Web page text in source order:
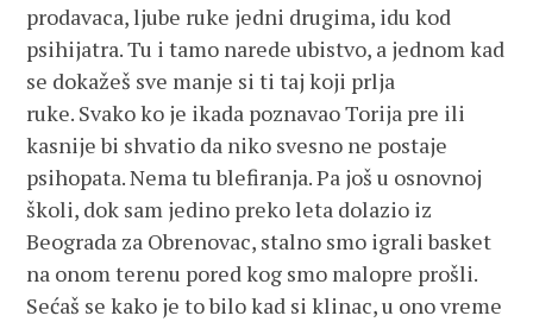
prodavaca, ljube ruke jedni drugima, idu kod
psihijatra. Tu i tamo narede ubistvo, a jednom kad
se dokažeš sve manje si ti taj koji prlja
ruke. Svako ko je ikada poznavao Torija pre ili
kasnije bi shvatio da niko svesno ne postaje
psihopata. Nema tu blefiranja. Pa još u osnovnoj
školi, dok sam jedino preko leta dolazio iz
Beograda za Obrenovac, stalno smo igrali basket
na onom terenu pored kog smo malopre prošli.
Sećaš se kako je to bilo kad si klinac, u ono vreme